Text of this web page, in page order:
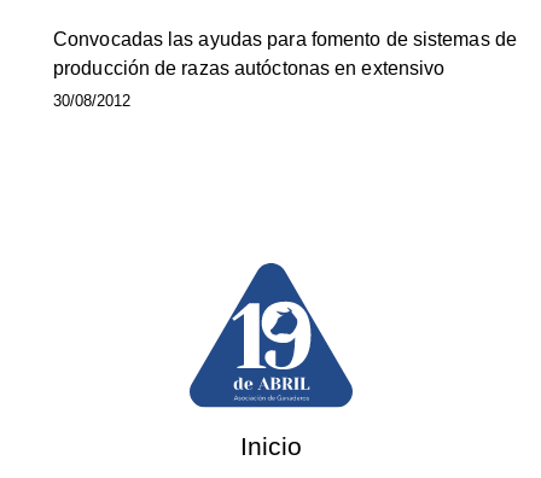
Convocadas las ayudas para fomento de sistemas de
producción de razas autóctonas en extensivo
30/08/2012
Inicio